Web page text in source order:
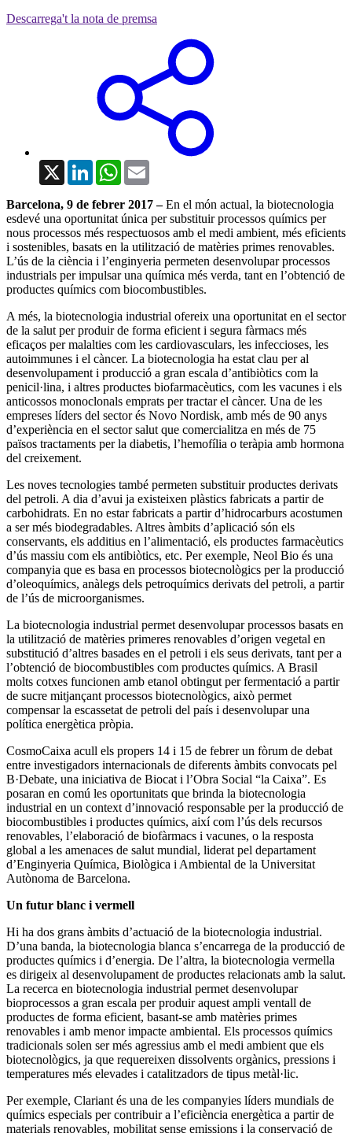
Descarrega't la nota de premsa
X LinkedInWhatsApp
Barcelona, 9 de febrer 2017 –En el món actual, la biotecnologia
esdevé una oportunitat única per substituir processos químics per
nous processos més respectuosos amb el medi ambient, més eficients
i sostenibles, basats en la utilització de matèries primes renovables.
L’ús de la ciència i l’enginyeria permeten desenvolupar processos
industrials per impulsar una química més verda, tant en l’obtenció de
productes químics com biocombustibles.
A més, la biotecnologia industrial ofereix una oportunitat en el sector
de la salut per produir de forma eficient i segura fàrmacs més
eficaços per malalties com les cardiovasculars, les infeccioses, les
autoimmunes i el càncer. La biotecnologia ha estat clau per al
desenvolupament i producció a gran escala d’antibiòtics com la
penicil·lina, i altres productes biofarmacèutics, com les vacunes i els
anticossos monoclonals emprats per tractar el càncer. Una de les
empreses líders del sector és Novo Nordisk, amb més de 90 anys
d’experiència en el sector salut que comercialitza en més de 75
països tractaments per la diabetis, l’hemofília o teràpia amb hormona
del creixement.
Les noves tecnologies també permeten substituir productes derivats
del petroli. A dia d’avui ja existeixen plàstics fabricats a partir de
carbohidrats. En no estar fabricats a partir d’hidrocarburs acostumen
a ser més biodegradables. Altres àmbits d’aplicació són els
conservants, els additius en l’alimentació, els productes farmacèutics
d’ús massiu com els antibiòtics, etc. Per exemple, Neol Bio és una
companyia que es basa en processos biotecnològics per la producció
d’oleoquímics, anàlegs dels petroquímics derivats del petroli, a partir
de l’ús de microorganismes.
La biotecnologia industrial permet desenvolupar processos basats en
la utilització de matèries primeres renovables d’origen vegetal en
substitució d’altres basades en el petroli i els seus derivats, tant per a
l’obtenció de biocombustibles com productes químics. A Brasil
molts cotxes funcionen amb etanol obtingut per fermentació a partir
de sucre mitjançant processos biotecnològics, això permet
compensar la escassetat de petroli del país i desenvolupar una
política energètica pròpia.
CosmoCaixa acull els propers 14 i 15 de febrer un fòrum de debat
entre investigadors internacionals de diferents àmbits convocats pel
B·Debate, una iniciativa de Biocat i l’Obra Social “la Caixa”. Es
posaran en comú les oportunitats que brinda la biotecnologia
industrial en un context d’innovació responsable per la producció de
biocombustibles i productes químics, així com l’ús dels recursos
renovables, l’elaboració de biofàrmacs i vacunes, o la resposta
global a les amenaces de salut mundial, liderat pel departament
d’Enginyeria Química, Biològica i Ambiental de la Universitat
Autònoma de Barcelona.
Un futur blanc i vermell
Hi ha dos grans àmbits d’actuació de la biotecnologia industrial.
D’una banda, la biotecnologia blanca s’encarrega de la producció de
productes químics i d’energia. De l’altra, la biotecnologia vermella
es dirigeix al desenvolupament de productes relacionats amb la salut.
La recerca en biotecnologia industrial permet desenvolupar
bioprocessos a gran escala per produir aquest ampli ventall de
productes de forma eficient, basant-se amb matèries primes
renovables i amb menor impacte ambiental. Els processos químics
tradicionals solen ser més agressius amb el medi ambient que els
biotecnològics, ja que requereixen dissolvents orgànics, pressions i
temperatures més elevades i catalitzadors de tipus metàl·lic.
Per exemple, Clariant és una de les companyies líders mundials de
químics especials per contribuir a l’eficiència energètica a partir de
materials renovables, mobilitat sense emissions i la conservació de